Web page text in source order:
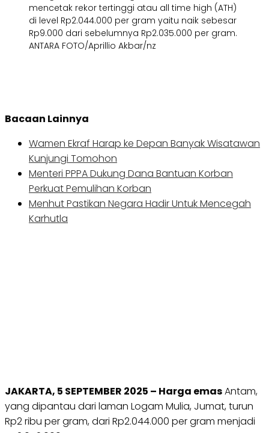
mencetak rekor tertinggi atau all time high (ATH)
di level Rp2.044.000 per gram yaitu naik sebesar
Rp9.000 dari sebelumnya Rp2.035.000 per gram.
ANTARA FOTO/Aprillio Akbar/nz
Bacaan Lainnya
Wamen Ekraf Harap ke Depan Banyak Wisatawan
Kunjungi Tomohon
Menteri PPPA Dukung Dana Bantuan Korban
Perkuat Pemulihan Korban
Menhut Pastikan Negara Hadir Untuk Mencegah
Karhutla
JAKARTA, 5 SEPTEMBER 2025 – Harga emasAntam,
yang dipantau dari laman Logam Mulia, Jumat, turun
Rp2 ribu per gram, dari Rp2.044.000 per gram menjadi